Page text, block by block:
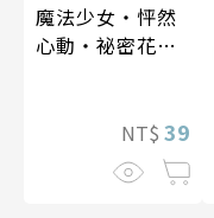
魔法少女・怦然
心動・祕密花招
NT$ 39